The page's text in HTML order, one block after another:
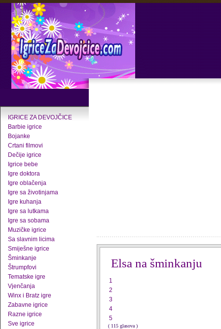
IGRICE ZA DEVOJČICE
Barbie igrice
Bojanke
Crtani filmovi
Dečije igrice
Igrice bebe
Igre doktora
Igre oblačenja
Igre sa životinjama
Igre kuhanja
Igre sa lutkama
Igre sa sobama
Muzičke igrice
Sa slavnim licima
Smiješne igrice
Šminkanje
Štrumpfovi
Tematske igre
Vjenčanja
Winx i Bratz igre
Zabavne igrice
Razne igrice
Sve igrice
Elsa na šminkanju
1
2
3
4
5
( 115 glasova )